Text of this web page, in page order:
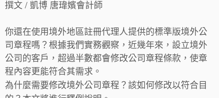
撰文 / 凱博 唐瑋嬪會計師
你還在使用境外地區註冊代理人提供的標準版境外公
司章程嗎？根據我們實務觀察，近幾年來，設立境外
公司的客戶，超過半數都會修改公司章程條款，使章
程內容更能符合其需求。
為什麼需要修改境外公司章程？該如何修改以符合目